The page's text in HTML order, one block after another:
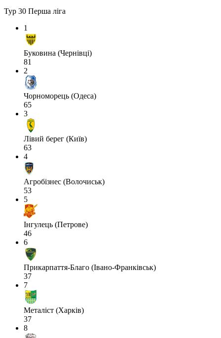
Тур 30 Перша ліга
1
Буковина (Чернівці)
81
2
Чорноморець (Одеса)
65
3
Лівий берег (Київ)
63
4
Агробізнес (Волочиськ)
53
5
Інгулець (Петрове)
46
6
Прикарпаття-Благо (Івано-Франківськ)
37
7
Металіст (Харків)
37
8